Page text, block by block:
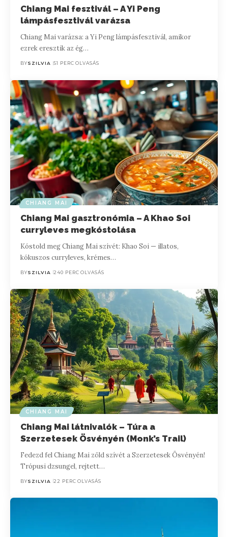
Chiang Mai fesztivál – A Yi Peng
lámpásfesztivál varázsa
Chiang Mai varázsa: a Yi Peng lámpásfesztivál, amikor
ezrek eresztik az ég…
BYSZILVIA 51 PERC OLVASÁS
CHIANG MAI
Chiang Mai gasztronómia – A Khao Soi
curryleves megkóstolása
Kóstold meg Chiang Mai szívét: Khao Soi — illatos,
kókuszos curryleves, krémes…
BYSZILVIA 240 PERC OLVASÁS
CHIANG MAI
Chiang Mai látnivalók – Túra a
Szerzetesek Ösvényén (Monk’s Trail)
Fedezd fel Chiang Mai zöld szívét a Szerzetesek Ösvényén!
Trópusi dzsungel, rejtett…
BYSZILVIA 22 PERC OLVASÁS